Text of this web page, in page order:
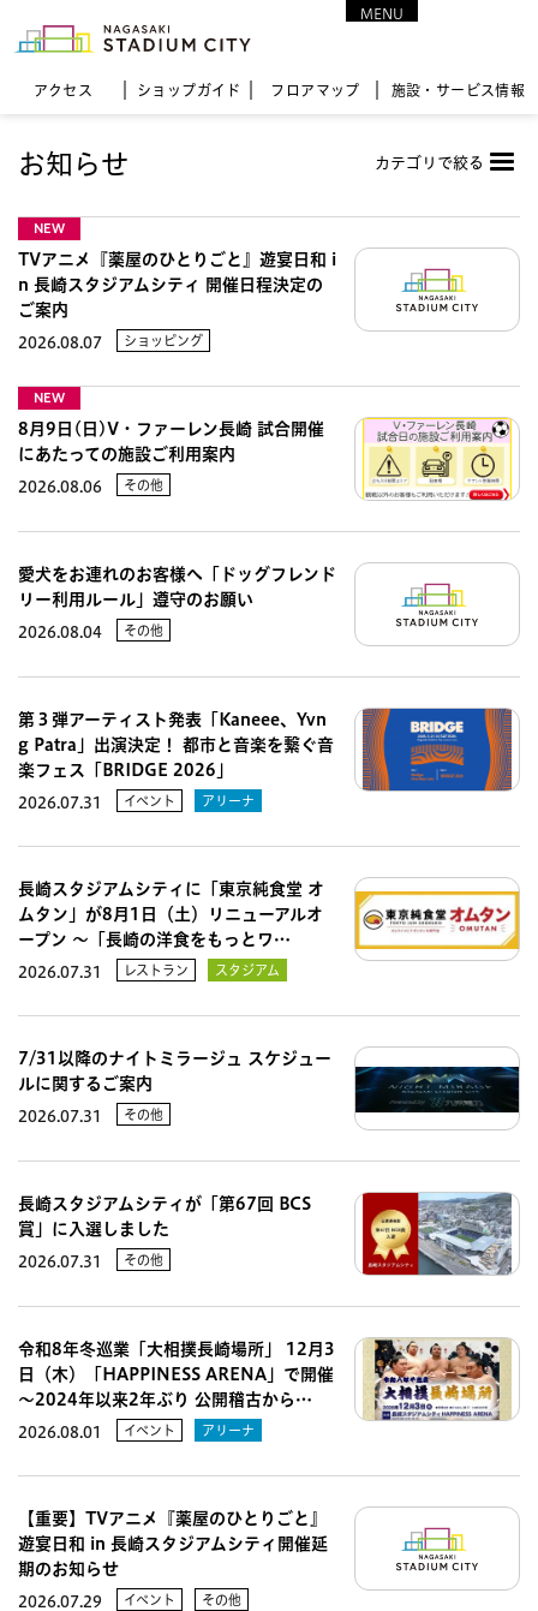
アクセス ショップガイド フロア マップ 施設・サービス情報
MENU
お知らせ カテゴリで絞る
NEW
TVアニメ『薬屋のひとりごと』遊宴日和 i
n 長崎スタジアムシティ 開催日程決定の
ご案内
2026.08.07 ショッピング
NEW
8月9日(日)V・ファーレン長崎 試合開催
にあたっての施設ご利用案内
2026.08.06 その他
愛犬をお連れのお客様へ「ドッグフレンド
リー利用ルール」遵守のお願い
2026.08.04 その他
第３弾アーティスト発表「Kaneee、Yvn
g Patra」出演決定！ 都市と音楽を繋ぐ音
楽フェス「BRIDGE 2026」
2026.07.31 イベント アリーナ
長崎スタジアムシティに「東京純食堂 オ
ムタン」が8月1日（土）リニューアルオ
ープン 〜「長崎の洋食をもっとワ…
2026.07.31 レストラン スタジアム
7/31以降のナイトミラージュ スケジュー
ルに関するご案内
2026.07.31 その他
長崎スタジアムシティが「第67回 BCS
賞」に入選しました
2026.07.31 その他
令和8年冬巡業「大相撲長崎場所」 12月3
日（木）「HAPPINESS ARENA」で開催
～2024年以来2年ぶり 公開稽古から…
2026.08.01 イベント アリーナ
【重要】TVアニメ『薬屋のひとりごと』
遊宴日和 in 長崎スタジアムシティ開催延
期のお知らせ
2026.07.29 イベント その他